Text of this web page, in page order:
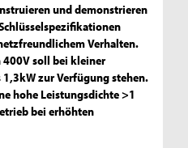
und demonstrieren
Verhalten.
400V soll bei kleiner
zur Verfügung stehen.
hohe Leistungsdichte >1
bei erhöhten